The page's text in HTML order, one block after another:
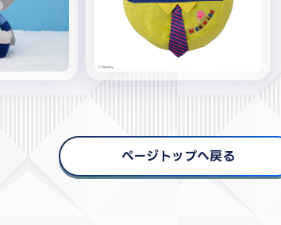
ページトップへ戻る